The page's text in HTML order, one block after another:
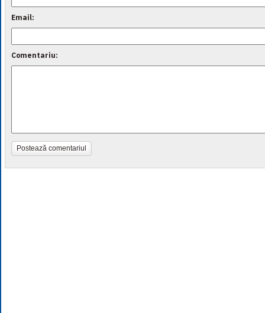
Email:
Comentariu:
Postează comentariul